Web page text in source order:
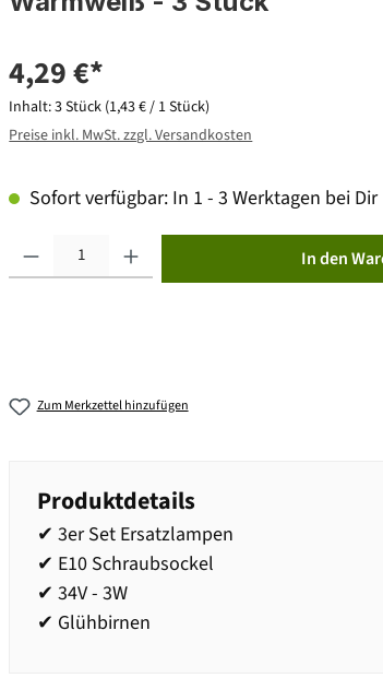
4,29 €*
Inhalt:3 Stück (1,43 € / 1 Stück)
Preise inkl. MwSt. zzgl. Versandkosten
Sofort verfügbar: In 1 - 3 Werktagen bei Dir
In den
Zum Merkzettel hinzufügen
Produktdetails
✔ 3er Set Ersatzlampen
✔ E10 Schraubsockel
✔ 34V - 3W
✔ Glühbirnen